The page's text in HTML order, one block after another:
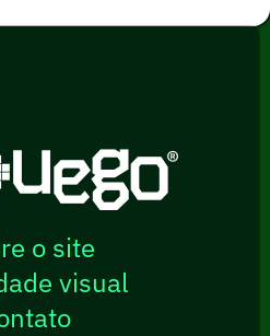
o site
visual